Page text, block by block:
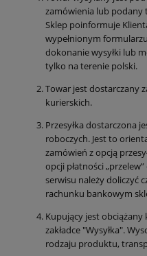
zamówienia lub podany
Sklep poinformuje
wypełnionym
dokonanie wysyłki lub
tylko na terenie polski.
Towar jest dostarczany
kurierskich.
Przesyłka dostarczona
roboczych. Jest to
zamówień z opcją
opcji płatności
serwisu należy doliczyć
rachunku bankowym
Kupujący jest
zakładce "Wysyłka".
rodzaju produktu,